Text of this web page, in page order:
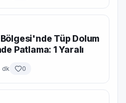
Tüp Dolum
Patlama: 1 Yaralı
dk 0